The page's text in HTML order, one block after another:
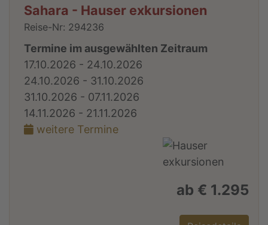
Sahara - Hauser exkursionen
Reise-Nr: 294236
Termine im ausgewählten Zeitraum
17.10.2026 - 24.10.2026
24.10.2026 - 31.10.2026
31.10.2026 - 07.11.2026
14.11.2026 - 21.11.2026
weitere Termine
ab € 1.295